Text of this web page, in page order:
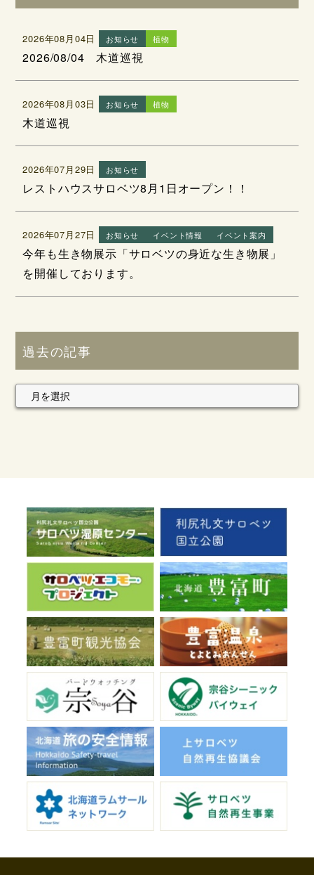
2026年08月04日 お知らせ 植物
2026/08/04 木道巡視
2026年08月03日 お知らせ 植物
木道巡視
2026年07月29日 お知らせ
レストハウスサロベツ8月1日オープン！！
2026年07月27日 お知らせ イベント情報 イベント案内
今年も生き物展示「サロベツの身近な生き物展」
を開催しております。
過去の記事